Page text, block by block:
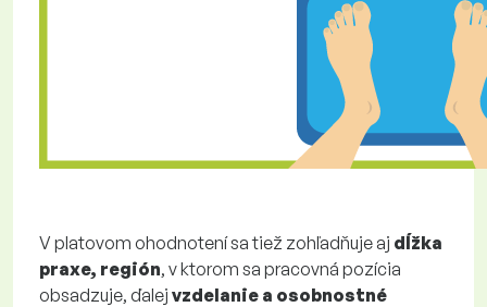
V platovom ohodnotení sa tiež zohľadňuje aj dĺžka
praxe, región, v ktorom sa pracovná pozícia
obsadzuje, ďalej vzdelanie a osobnostné